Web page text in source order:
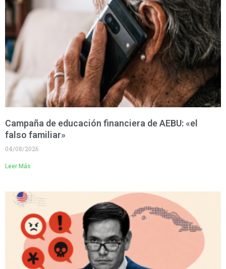
Campaña de educación financiera de AEBU: «el
falso familiar»
04/08/2026
Leer Más